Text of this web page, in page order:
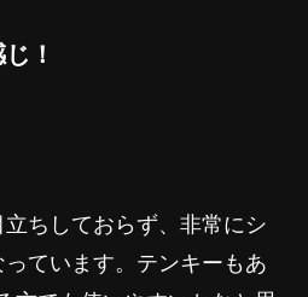
！
ちしておらず、非常にシ
ています。テンキーもあ